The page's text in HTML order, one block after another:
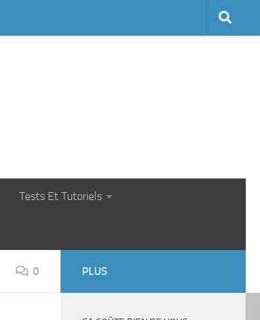
Tests Et Tutoriels
0 PLUS